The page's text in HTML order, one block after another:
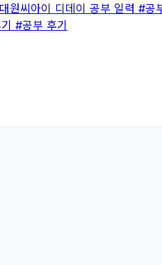
원씨아이 디데이 공부 일력 #공
#공부 후기